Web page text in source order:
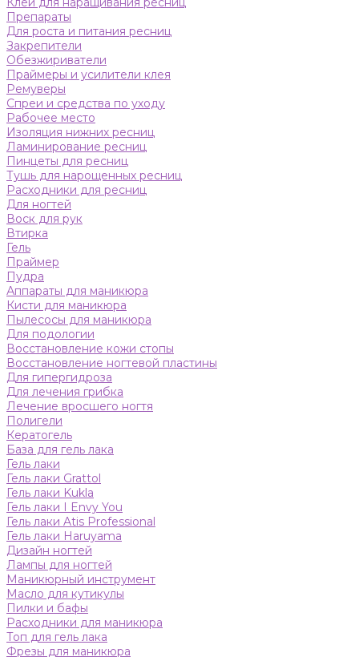
Препараты
Для роста и питания ресниц
Закрепители
Обезжириватели
Праймеры и усилители клея
Ремуверы
Спреи и средства по уходу
Рабочее место
Изоляция нижних ресниц
Ламинирование ресниц
Пинцеты для ресниц
Тушь для нарощенных ресниц
Расходники для ресниц
Для ногтей
Воск для рук
Втирка
Гель
Праймер
Пудра
Аппараты для маникюра
Кисти для маникюра
Пылесосы для маникюра
Для подологии
Восстановление кожи стопы
Восстановление ногтевой пластины
Для гипергидроза
Для лечения грибка
Лечение вросшего ногтя
Полигели
Кератогель
База для гель лака
Гель лаки
Гель лаки Grattol
Гель лаки Kukla
Гель лаки I Envy You
Гель лаки Atis Professional
Гель лаки Haruyama
Дизайн ногтей
Лампы для ногтей
Маникюрный инструмент
Масло для кутикулы
Пилки и бафы
Расходники для маникюра
Топ для гель лака
Фрезы для маникюра